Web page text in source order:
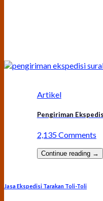
Artikel
Pengiriman
2,135 Comments
Continue reading →
Jasa Ekspedisi Tarakan Toli-Toli